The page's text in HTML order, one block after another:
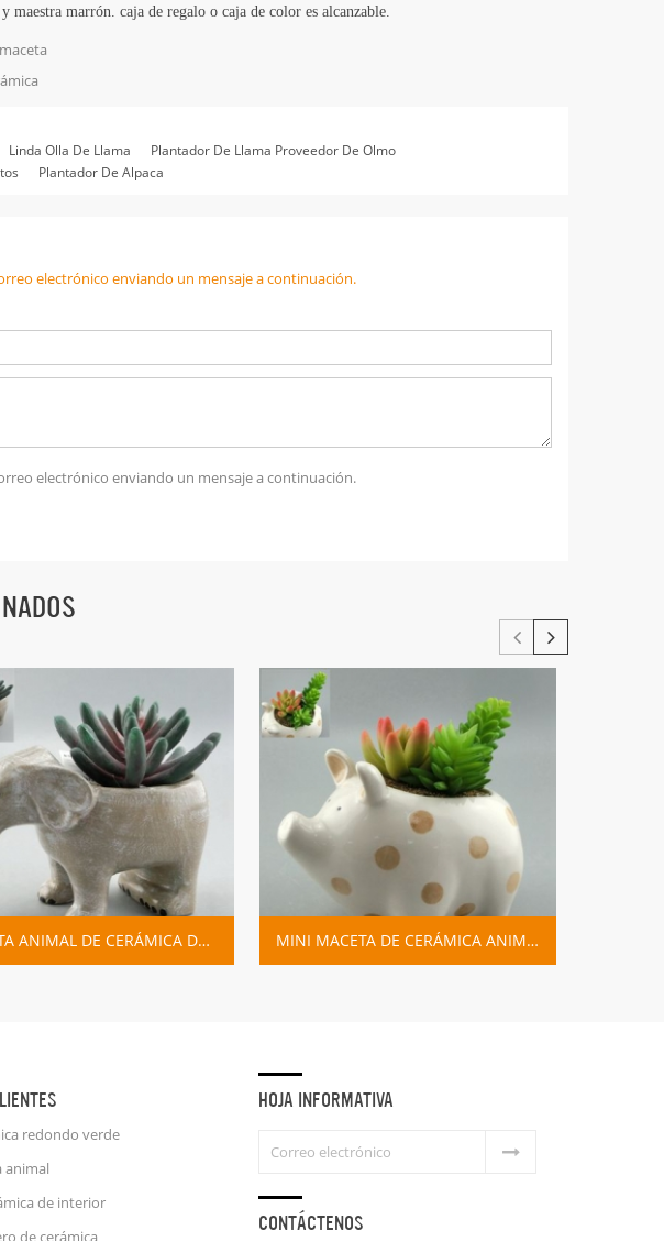
marrón. caja de regalo o caja de color es alcanzable.
Linda Olla De Llama
Plantador De Llama Proveedor De Olmo
Plantador De Alpaca
electrónico enviando un mensaje a continuación.
electrónico enviando un mensaje a continuación.
MACETA ANIMAL DE CERÁMICA DEL PLANTADOR SUCULENTO DEL ELEFANTE MINI MACETA DE CERÁMICA ANIMAL CERDO PLANTADOR
redondo verde
animal
de interior
de cerámica
HOJA INFORMATIVA
CONTÁCTENOS